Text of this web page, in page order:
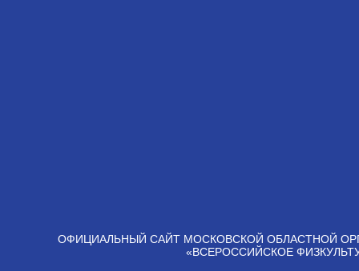
ОФИЦИАЛЬНЫЙ САЙТ МОСКОВСКОЙ ОБЛАСТНОЙ
«ВСЕРОССИЙСКОЕ